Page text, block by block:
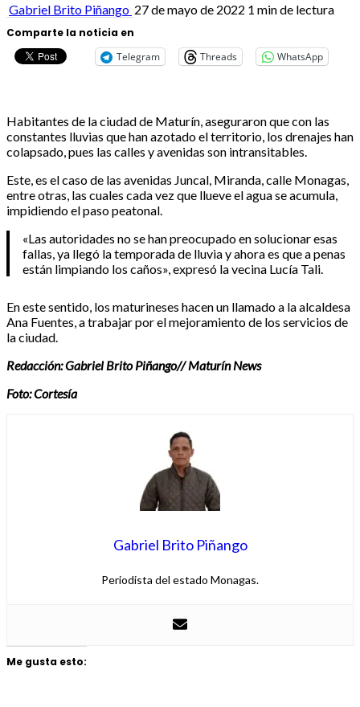
Gabriel Brito Piñango 27 de mayo de 2022 1 min de lectura
Comparte la noticia en
Telegram
Threads WhatsApp
Habitantes de la ciudad de Maturín, aseguraron que con las
constantes lluvias que han azotado el territorio, los drenajes han
colapsado, pues las calles y avenidas son intransitables.
Este, es el caso de las avenidas Juncal, Miranda, calle Monagas,
entre otras, las cuales cada vez que llueve el agua se acumula,
impidiendo el paso peatonal.
«Las autoridades no se han preocupado en solucionar esas
fallas, ya llegó la temporada de lluvia y ahora es que a penas
están limpiando los caños», expresó la vecina Lucía Tali.
En este sentido, los maturineses hacen un llamado a la alcaldesa
Ana Fuentes, a trabajar por el mejoramiento de los servicios de
la ciudad.
Redacción: Gabriel Brito Piñango// Maturín News
Foto: Cortesía
Gabriel Brito Piñango
Periodista del estado Monagas.
Me gusta esto: